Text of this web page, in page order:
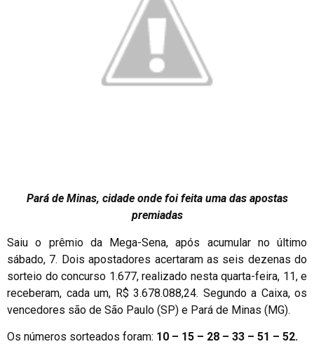
Pará de Minas, cidade onde foi feita uma das apostas
premiadas
Saiu o prêmio da Mega-Sena, após acumular no último
sábado, 7. Dois apostadores acertaram as seis dezenas do
sorteio do concurso 1.677, realizado nesta quarta-feira, 11, e
receberam, cada um, R$ 3.678.088,24. Segundo a Caixa, os
vencedores são de São Paulo (SP) e Pará de Minas (MG).
Os números sorteados foram: 10 – 15 – 28 – 33 – 51 – 52.